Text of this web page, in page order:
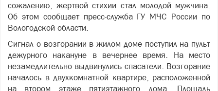
сожалению, жертвой стихии стал молодой мужчина.
Об этом сообщает пресс-служба ГУ МЧС России по
Вологодской области.
Сигнал о возгорании в жилом доме поступил на пульт
дежурного накануне в вечернее время. На место
незамедлительно выдвинулись спасатели. Возгорание
началось в двухкомнатной квартире, расположенной
на втором этаже пятиэтажного дома. Площадь